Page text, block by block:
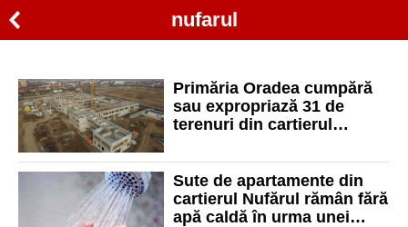
nufarul
Primăria Oradea cumpără
sau expropriază 31 de
terenuri din cartierul
noul Spital de Psihiatrie
Sute de apartamente din
cartierul Nufărul rămân fără
apă caldă în urma unei